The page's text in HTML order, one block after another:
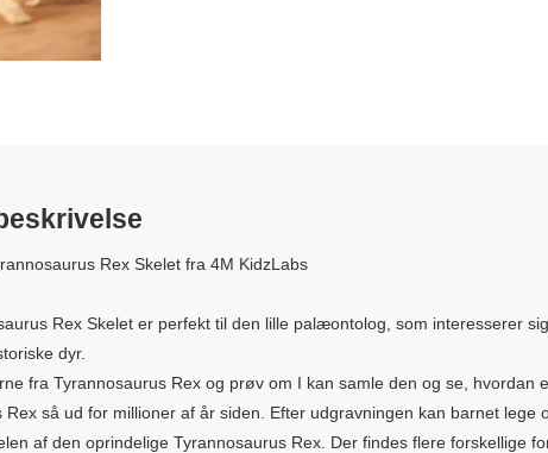
Rex Skelet fra 4M KidzLabs
Rex Skelet er perfekt til den lille palæontolog, som interesserer
dyr.
fra Tyrannosaurus Rex og prøv om I kan samle den og se, hvordan
Rex så ud for millioner af år siden. Efter udgravningen kan barnet lege
af den oprindelige Tyrannosaurus Rex. Der findes flere forskellige